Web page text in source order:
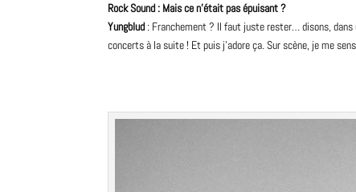
Rock Sound : Mais ce n’était pas épuisant ?
Yungblud : Franchement ? Il faut juste rester… disons, dans
concerts à la suite ! Et puis j’adore ça. Sur scène, je me